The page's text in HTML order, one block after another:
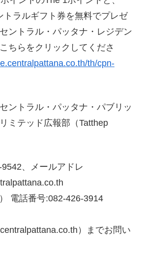
トラルギフト券を無料でプレゼ
ントラル・パッタナ・レジデン
ちらをクリックしてくださ
th/cpn-
ントラル・パッタナ・パブリッ
ミテッド広報部（Tatthep
、メールアドレ
電話番号:082-426-3914
）までお問い